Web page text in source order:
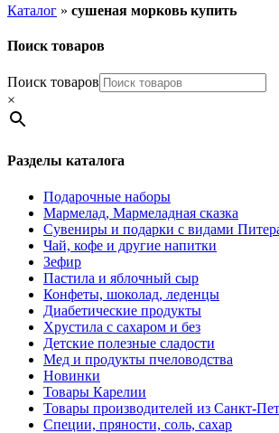
Каталог » сушеная морковь купить
Поиск товаров
Поиск товаров
×
Разделы каталога
Подарочные наборы
Мармелад, Мармеладная сказка
Сувениры и подарки с видами
Чай, кофе и другие напитки
Зефир
Пастила и яблочный сыр
Конфеты, шоколад, леденцы
Диабетические продукты
Хрустила с сахаром и без
Детские полезные сладости
Мед и продукты пчеловодства
Новинки
Товары Карелии
Товары производителей из Санкт-
Специи, пряности, соль, сахар